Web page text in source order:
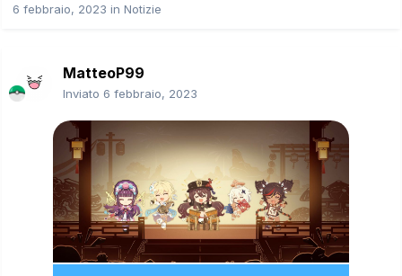
6 febbraio, 2023 in Notizie
MatteoP99
Inviato 6 febbraio, 2023